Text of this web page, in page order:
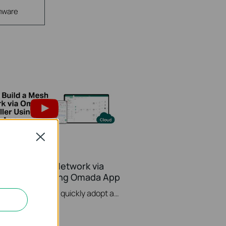
a Mesh Network via
Controller Using Omada App
This video will guide you to quickly adopt and configure mesh EAP and select different Uplink APs via Omada Controller by using the Omada App.
Close